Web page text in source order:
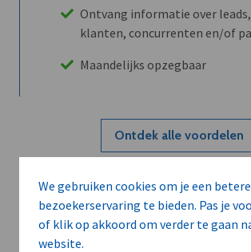
We gebruiken cookies om je een betere
bezoekerservaring te bieden. Pas je
of klik op akkoord om verder te gaan
website.
Ontvang informatie over leads,
klanten, concurrenten en/of
Maandelijks opzegbaar
Ontdek alle voordelen
Abboneer